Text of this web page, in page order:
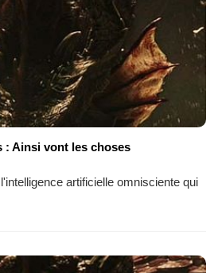
: Ainsi vont les choses
artificielle omnisciente qui